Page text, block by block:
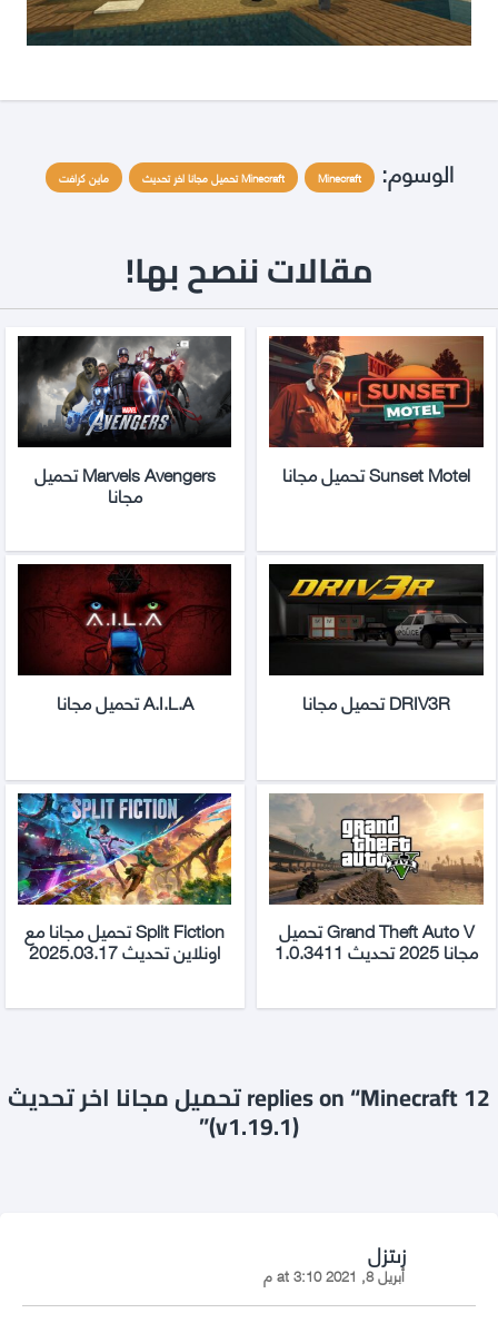
الوسوم: Minecraft Minecraft تحميل مجانا اخر تحديث ماين كرافت
مقالات ننصح بها!
Sunset Motel تحميل مجانا Marvels Avengers تحميل
مجانا
DRIV3R تحميل مجانا A.I.L.A تحميل مجانا
Grand Theft Auto V تحميل
مجانا 2025 تحديث 1.0.3411
Split Fiction تحميل مجانا مع
اونلاين تحديث 2025.03.17
12 replies on “Minecraft تحميل مجانا اخر تحديث
(v1.19.1)”
زىتزلsays:أبريل 8, 2021 at 3:10 م